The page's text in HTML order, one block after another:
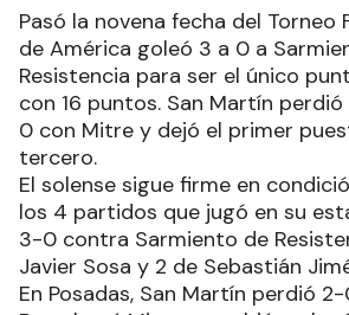
Pasó la novena fecha del Torneo
de América goleó 3 a 0 a
Resistencia para ser el único
con 16 puntos. San Martín perdió
0 con Mitre y dejó el primer
tercero.
El solense sigue firme en
los 4 partidos que jugó en su
3-0 contra Sarmiento de
Javier Sosa y 2 de Sebastián
En Posadas, San Martín perdió